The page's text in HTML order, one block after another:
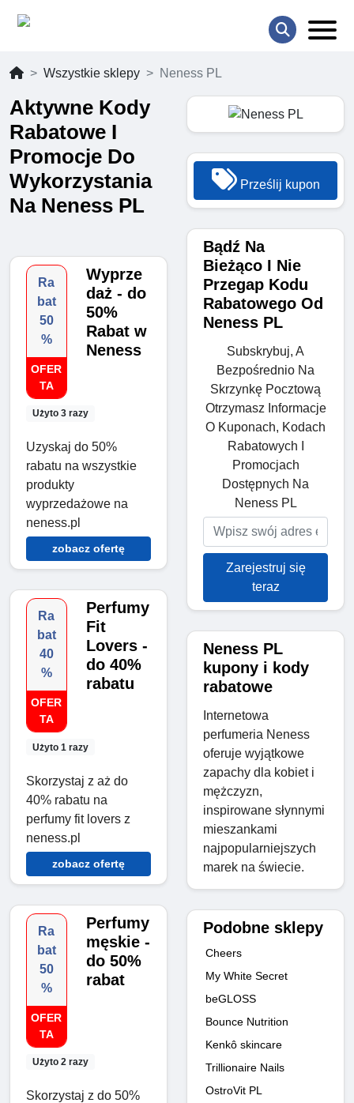
Wszystkie sklepy Neness PL
Aktywne Kody
Rabatowe I
Promocje Do
Wykorzystania
Na Neness PL
Ra
bat
50
%
OFER
TA
Użyto 3 razy
Wyprze
daż - do
50%
Rabat w
Neness
Uzyskaj do 50%
rabatu na wszystkie
produkty
wyprzedażowe na
neness.pl
zobacz ofertę
Ra
bat
40
%
OFER
TA
Użyto 1 razy
Perfumy
Fit
Lovers -
do 40%
rabatu
Skorzystaj z aż do
40% rabatu na
perfumy fit lovers z
neness.pl
zobacz ofertę
Ra
bat
50
%
OFER
TA
Użyto 2 razy
Perfumy
męskie -
do 50%
rabat
Skorzystaj z do 50%
Prześlij kupon
Bądź Na
Bieżąco I Nie
Przegap Kodu
Rabatowego Od
Neness PL
Subskrybuj, A
Bezpośrednio Na
Skrzynkę Pocztową
Otrzymasz Informacje
O Kuponach, Kodach
Rabatowych I
Promocjach
Dostępnych Na
Neness PL
Zarejestruj się
teraz
Neness PL
kupony i kody
rabatowe
Internetowa
perfumeria Neness
oferuje wyjątkowe
zapachy dla kobiet i
mężczyzn,
inspirowane słynnymi
mieszankami
najpopularniejszych
marek na świecie.
Podobne sklepy
Cheers
My White Secret
beGLOSS
Bounce Nutrition
Kenkô skincare
Trillionaire Nails
OstroVit PL